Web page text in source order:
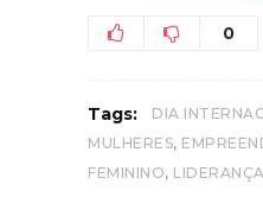
0
Tags:
DIA
MULHERES,
FEMININO, LIDERANÇA